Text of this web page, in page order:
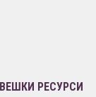
РЕСУРСИ